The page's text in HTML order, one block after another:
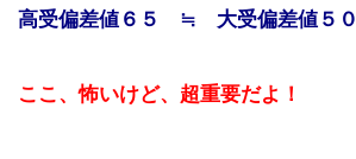
高受偏差値６５ ≒ 大受偏差値５０
ここ、怖いけど、超重要だよ！